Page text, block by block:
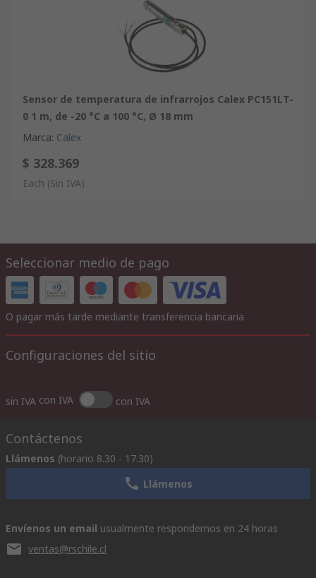
Sensor de temperatura de infrarrojos Calex PC151LT-
0 1 m, de -20 °C a 100 °C, Ø 18 mm
Marca: Calex
$ 328.369
Each (Sin IVA)
Seleccionar medio de pago
O pagar más tarde mediante transferencia bancaria
Configuraciones del sitio
sin IVA con IVA con IVA
Contáctenos
Llámenos (horario 8.30 - 17.30)
Llámenos
Envíenos un email usualmente respondemos en 24 horas
ventas@rschile.cl